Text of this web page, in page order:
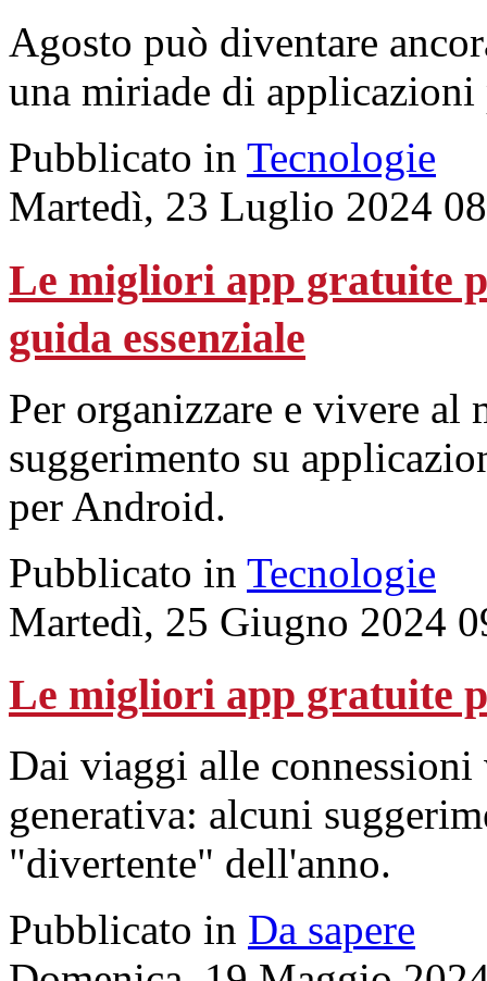
Agosto può diventare
una miriade di applicazioni
Pubblicato in Tecnologie
Martedì, 23 Luglio 2024
Le migliori app gratuite
guida essenziale
Per organizzare e vivere al
suggerimento su
per Android.
Pubblicato in Tecnologie
Martedì, 25 Giugno 2024
Le migliori app gratuite
Dai viaggi alle
generativa: alcuni
"divertente" dell'anno.
Pubblicato in Da sapere